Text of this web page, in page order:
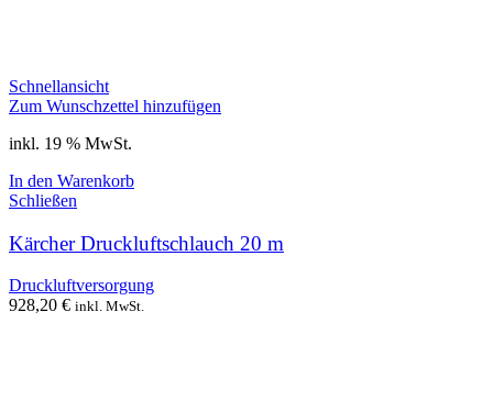
Schnellansicht
Zum Wunschzettel hinzufügen
inkl. 19 % MwSt.
In den Warenkorb
Schließen
Kärcher Druckluftschlauch 20 m
Druckluftversorgung
928,20 € inkl. MwSt.